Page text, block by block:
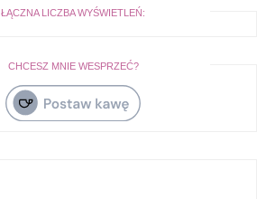
ŁĄCZNA LICZBA WYŚWIETLEŃ:
CHCESZ MNIE WESPRZEĆ?